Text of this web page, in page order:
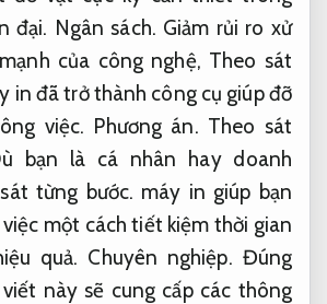
đại. Ngân sách. Giảm rủi ro xử
của công nghệ, Theo sát
in đã trở thành công cụ giúp đỡ
việc. Phương án. Theo sát
bạn là cá nhân hay doanh
từng bước. máy in giúp bạn
một cách tiết kiệm thời gian
quả. Chuyên nghiệp. Đúng
viết này sẽ cung cấp các thông